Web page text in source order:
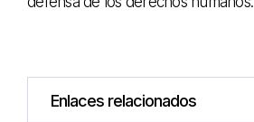
Enlaces relacionados